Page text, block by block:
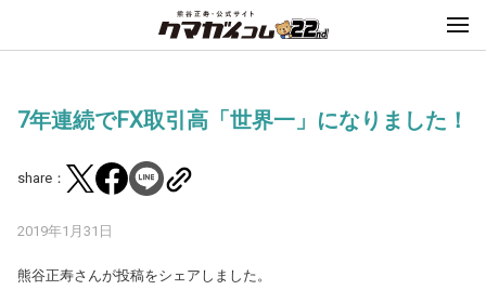
7年連続でFX取引高「世界一」になりました！
share：
2019年1月31日
熊谷正寿さんが投稿をシェアしました。